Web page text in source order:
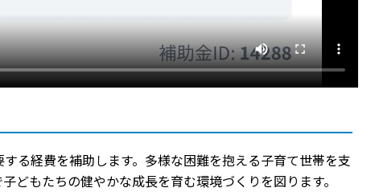
る経費を補助します。多様な困難を抱える子育て世帯を支
もたちの健やかな成長を育む環境づくりを図ります。